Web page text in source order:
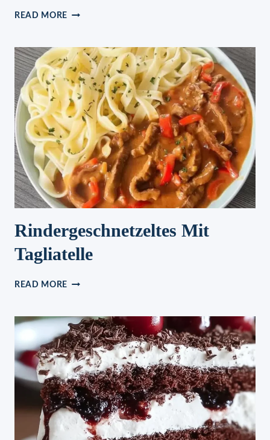
READ MORE ZWETSCHGENDATSCHI
Rindergeschnetzeltes Mit
Tagliatelle
READ MORE RINDERGESCHNETZELTES